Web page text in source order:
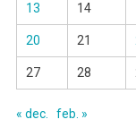
13 14
20 21
27 28
« dec. feb. »